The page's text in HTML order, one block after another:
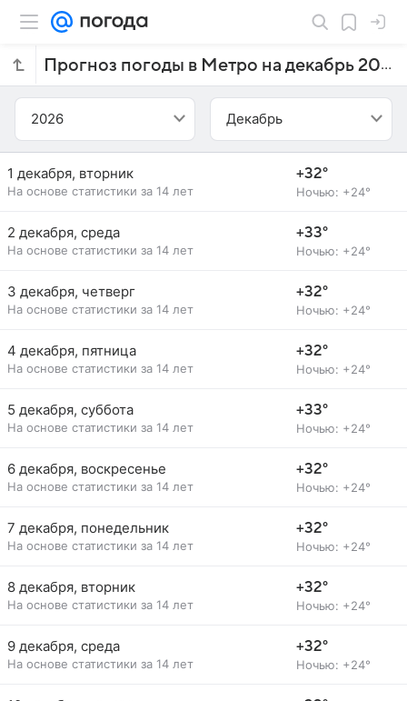
Прогноз погоды в Метро на декабрь 2026 года
2026 Декабрь
1 декабря, вторник
На основе статистики за 14 лет
+32°
Ночью: +24°
2 декабря, среда
На основе статистики за 14 лет
+33°
Ночью: +24°
3 декабря, четверг
На основе статистики за 14 лет
+32°
Ночью: +24°
4 декабря, пятница
На основе статистики за 14 лет
+32°
Ночью: +24°
5 декабря, суббота
На основе статистики за 14 лет
+33°
Ночью: +24°
6 декабря, воскресенье
На основе статистики за 14 лет
+32°
Ночью: +24°
7 декабря, понедельник
На основе статистики за 14 лет
+32°
Ночью: +24°
8 декабря, вторник
На основе статистики за 14 лет
+32°
Ночью: +24°
9 декабря, среда
На основе статистики за 14 лет
+32°
Ночью: +24°